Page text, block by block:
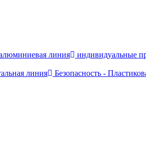
линия индивидуальные
линия Безопасность -